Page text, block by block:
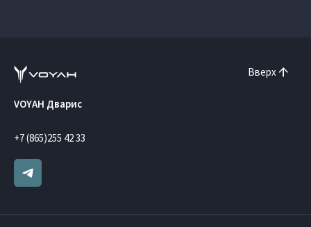
Вверх
VOYAH Дварис
+7 (865)255 42 33